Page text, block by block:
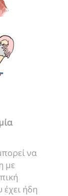
να
με
ήδη